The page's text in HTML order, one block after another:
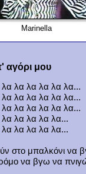
Marinella
αγόρι μου
λα λα λα λα λα...
λα λα λα λα λα...
λα λα λα λα λα...
λα λα λα λα...
λα λα λα λα...
στο μπαλκόνι να
να βγω να